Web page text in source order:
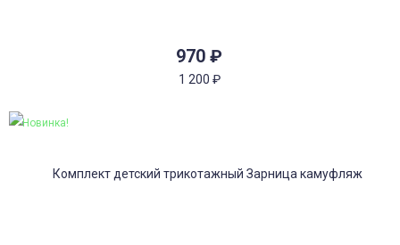
970 ₽
1 200 ₽
Новинка!